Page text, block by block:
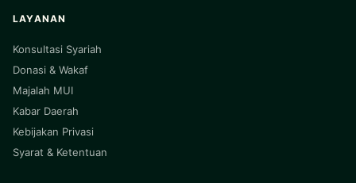
LAYANAN
Konsultasi Syariah
Donasi & Wakaf
Majalah MUI
Kabar Daerah
Kebijakan Privasi
Syarat & Ketentuan